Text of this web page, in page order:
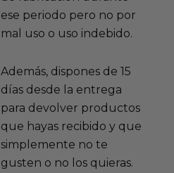
ese periodo pero no por
mal uso o uso indebido.
Además, dispones de 15
días desde la entrega
para devolver productos
que hayas recibido y que
simplemente no te
gusten o no los quieras.